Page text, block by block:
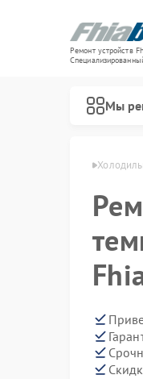
Ремонт устройств
Мы
Санкт-Петербурге